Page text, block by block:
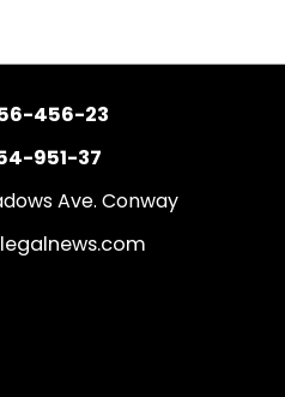
456-23
951-37
Ave. Conway